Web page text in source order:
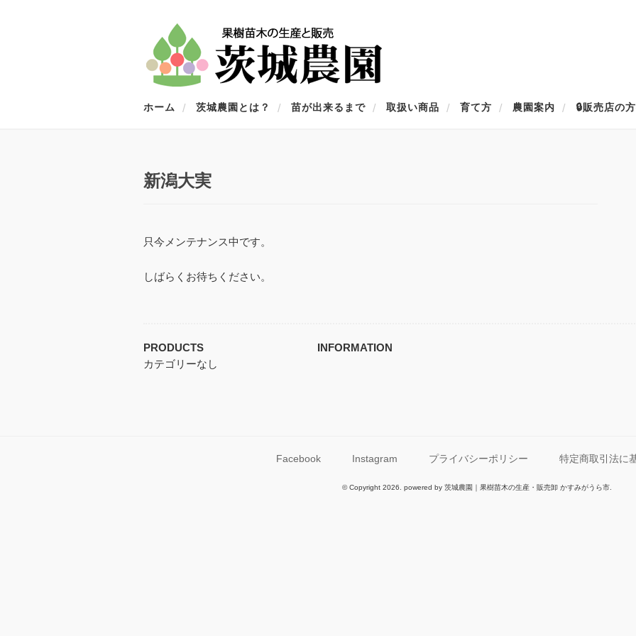
ホーム 茨城農園とは？ 苗が出来るまで 取扱い商品 育て方 農園案内 🔒販売店の
新潟大実
只今メンテナンス中です。
しばらくお待ちください。
PRODUCTS
カテゴリーなし
INFORMATION
Facebook Instagram プライバシーポリシー 特定商取引法に
© Copyright 2026. powered by 茨城農園｜果樹苗木の生産・販売卸 かすみがうら市.